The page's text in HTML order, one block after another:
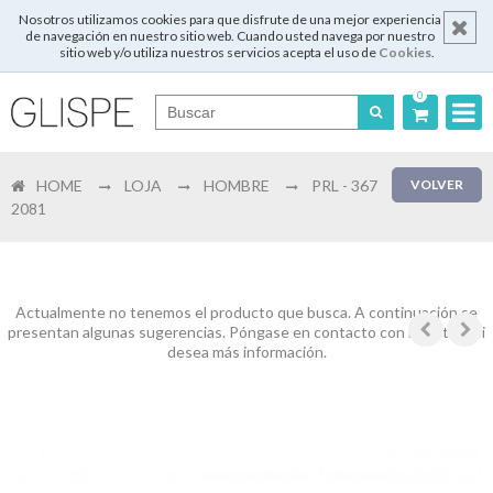
Nosotros utilizamos cookies para que disfrute de una mejor experiencia
de navegación en nuestro sitio web. Cuando usted navega por nuestro
sitio web y/o utiliza nuestros servicios acepta el uso de Cookies.
0
English VOLVER
HOME LOJA HOMBRE
PRL - 367
2081
Actualmente no tenemos el producto que busca. A continuación se
presentan algunas sugerencias. Póngase en contacto con nosotros si
desea más información.